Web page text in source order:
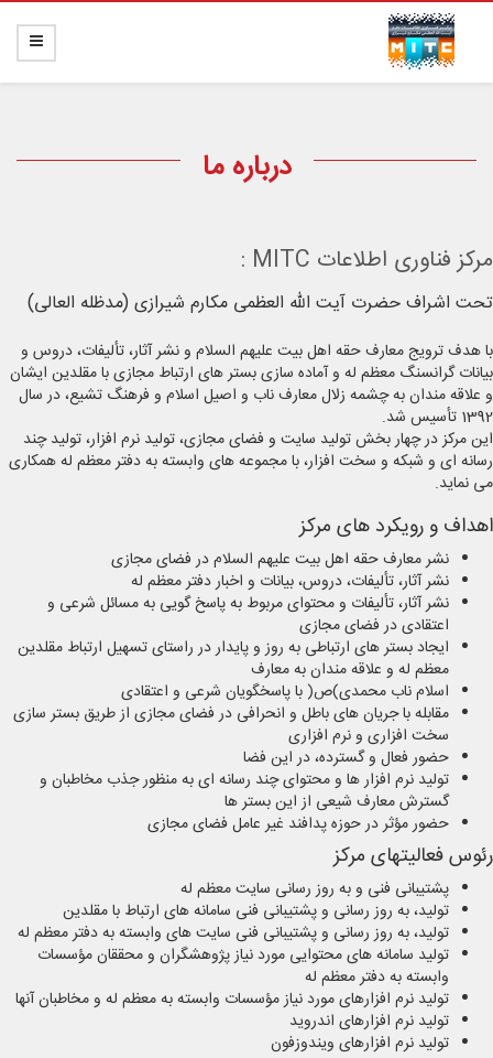
درباره ما
مرکز فناوری اطلاعات MITC :
تحت اشراف حضرت آیت الله العظمی مکارم شیرازی (مدظله العالی)
با هدف ترویج معارف حقه اهل بیت علیهم السلام و نشر آثار، تألیفات، دروس و
بیانات گرانسنگ معظم له و آماده سازی بستر های ارتباط مجازی با مقلدین ایشان
و علاقه مندان به چشمه زلال معارف ناب و اصیل اسلام و فرهنگ تشیع، در سال
1392 تأسیس شد.
این مرکز در چهار بخش تولید سایت و فضای مجازی، تولید نرم افزار، تولید چند
رسانه ای و شبکه و سخت افزار، با مجموعه های وابسته به دفتر معظم له همکاری
می نماید.
اهداف و رویکرد های مرکز
نشر معارف حقه اهل بیت علیهم السلام در فضای مجازی
نشر آثار، تألیفات، دروس، بیانات و اخبار دفتر معظم له
نشر آثار، تألیفات و محتوای مربوط به پاسخ گویی به مسائل شرعی و
اعتقادی در فضای مجازی
ایجاد بستر های ارتباطی به روز و پایدار در راستای تسهیل ارتباط مقلدین
معظم له و علاقه مندان به معارف
اسلام ناب محمدی)ص( با پاسخگویان شرعی و اعتقادی
مقابله با جریان های باطل و انحرافی در فضای مجازی از طریق بستر سازی
سخت افزاری و نرم افزاری
حضور فعال و گسترده، در این فضا
تولید نرم افزار ها و محتوای چند رسانه ای به منظور جذب مخاطبان و
گسترش معارف شیعی از این بستر ها
حضور مؤثر در حوزه پدافند غیر عامل فضای مجازی
رئوس فعالیتهای مرکز
پشتیبانی فنی و به روز رسانی سایت معظم له
تولید، به روز رسانی و پشتیبانی فنی سامانه های ارتباط با مقلدین
تولید، به روز رسانی و پشتیبانی فنی سایت های وابسته به دفتر معظم له
تولید سامانه های محتوایی مورد نیاز پژوهشگران و محققان مؤسسات
وابسته به دفتر معظم له
تولید نرم افزارهای مورد نیاز مؤسسات وابسته به معظم له و مخاطبان آنها
تولید نرم افزارهای اندروید
تولید نرم افزارهای ویندوزفون